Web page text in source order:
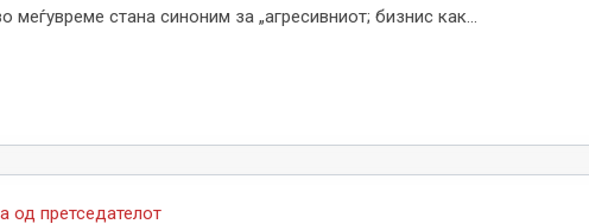
меѓувреме стана синоним за „агресивниот; бизнис как...
од претседателот